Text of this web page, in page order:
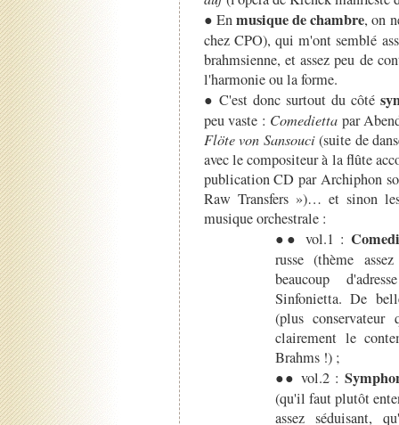
● Enmusique de chambre, on
chez CPO), qui m'ont semblé
brahmsienne, et assez peu de
l'harmonie ou la forme.
● C'est donc surtout du côté
peu vaste : Comedietta par
Flöte von Sansouci(suite de
avec le compositeur à la flûte
publication CD par Archiphon
Raw Transfers »)… et sinon
musique orchestrale :
●● vol.1 :
russe (thème
beaucoup
Sinfonietta. De
(plus
clairement le
Brahms !) ;
●● vol.2 :
(qu'il faut plutôt
assez séduisant,